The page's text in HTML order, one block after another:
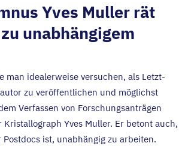
Yves Muller rät
unabhängigem
man idealerweise versuchen, als Letzt-
zu veröffentlichen und möglichst
Verfassen von Forschungsanträgen
Kristallograph Yves Muller. Er betont auch,
ist, unabhängig zu arbeiten.